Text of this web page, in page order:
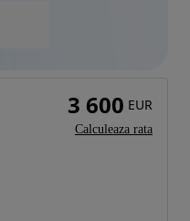
3 600 EUR
Calculeaza rata